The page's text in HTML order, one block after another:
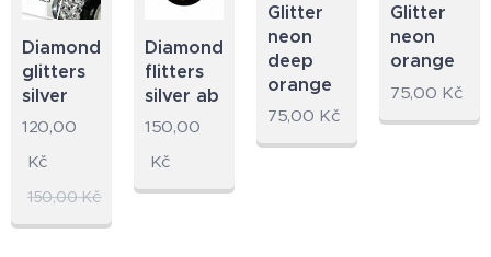
Diamond
glitters
silver
120,00
Kč
150,00Kč
Diamond
flitters
silver ab
150,00
Kč
Glitter
neon
deep
orange
75,00 Kč
Glitter
neon
orange
75,00 Kč